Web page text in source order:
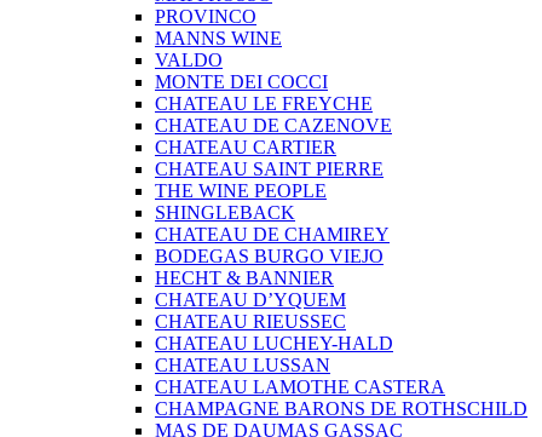
PROVINCO
MANNS WINE
VALDO
MONTE DEI COCCI
CHATEAU LE FREYCHE
CHATEAU DE CAZENOVE
CHATEAU CARTIER
CHATEAU SAINT PIERRE
THE WINE PEOPLE
SHINGLEBACK
CHATEAU DE CHAMIREY
BODEGAS BURGO VIEJO
HECHT & BANNIER
CHATEAU D’YQUEM
CHATEAU RIEUSSEC
CHATEAU LUCHEY-HALD
CHATEAU LUSSAN
CHATEAU LAMOTHE CASTERA
CHAMPAGNE BARONS DE ROTHSCHILD
MAS DE DAUMAS GASSAC